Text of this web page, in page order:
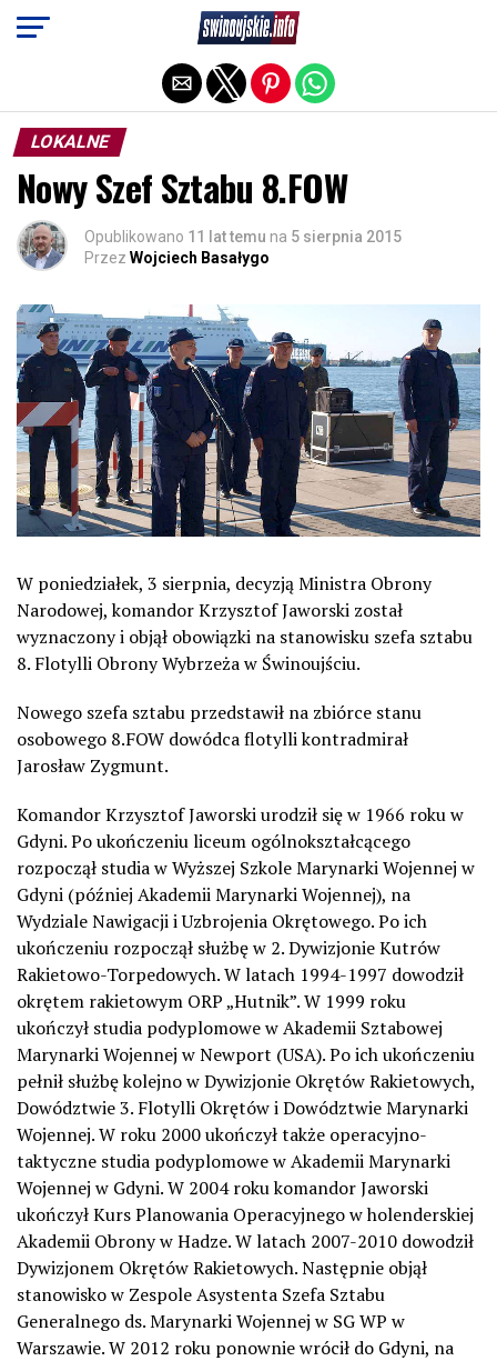
LOKALNE
Nowy Szef Sztabu 8.FOW
Opublikowano 11 lat temu na 5 sierpnia 2015
Przez Wojciech Basałygo
W poniedziałek, 3 sierpnia, decyzją Ministra Obrony
Narodowej, komandor Krzysztof Jaworski został
wyznaczony i objął obowiązki na stanowisku szefa sztabu
8. Flotylli Obrony Wybrzeża w Świnoujściu.
Nowego szefa sztabu przedstawił na zbiórce stanu
osobowego 8.FOW dowódca flotylli kontradmirał
Jarosław Zygmunt.
Komandor Krzysztof Jaworski urodził się w 1966 roku w
Gdyni. Po ukończeniu liceum ogólnokształcącego
rozpoczął studia w Wyższej Szkole Marynarki Wojennej w
Gdyni (później Akademii Marynarki Wojennej), na
Wydziale Nawigacji i Uzbrojenia Okrętowego. Po ich
ukończeniu rozpoczął służbę w 2. Dywizjonie Kutrów
Rakietowo-Torpedowych. W latach 1994-1997 dowodził
okrętem rakietowym ORP „Hutnik”. W 1999 roku
ukończył studia podyplomowe w Akademii Sztabowej
Marynarki Wojennej w Newport (USA). Po ich ukończeniu
pełnił służbę kolejno w Dywizjonie Okrętów Rakietowych,
Dowództwie 3. Flotylli Okrętów i Dowództwie Marynarki
Wojennej. W roku 2000 ukończył także operacyjno-
taktyczne studia podyplomowe w Akademii Marynarki
Wojennej w Gdyni. W 2004 roku komandor Jaworski
ukończył Kurs Planowania Operacyjnego w holenderskiej
Akademii Obrony w Hadze. W latach 2007-2010 dowodził
Dywizjonem Okrętów Rakietowych. Następnie objął
stanowisko w Zespole Asystenta Szefa Sztabu
Generalnego ds. Marynarki Wojennej w SG WP w
Warszawie. W 2012 roku ponownie wrócił do Gdyni, na
Exit mobile version